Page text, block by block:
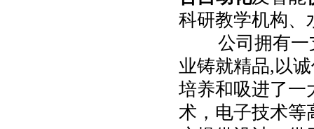
科研教学机构、
公司拥有一支
业铸就精品,以
培养和吸进了一
术，电子技术等